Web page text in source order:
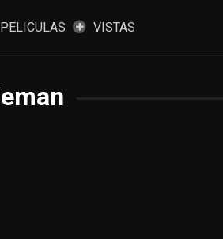
PELICULAS VISTAS